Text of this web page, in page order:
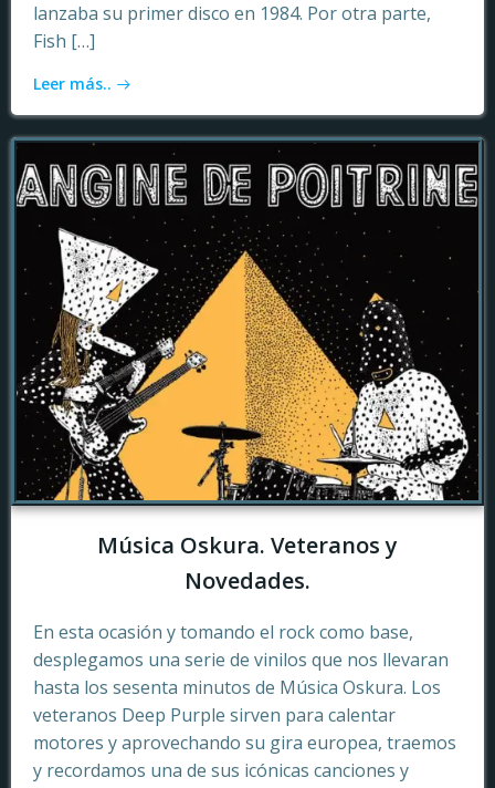
lanzaba su primer disco en 1984. Por otra parte,
Fish […]
Leer más..
Música Oskura. Veteranos y
Novedades.
En esta ocasión y tomando el rock como base,
desplegamos una serie de vinilos que nos llevaran
hasta los sesenta minutos de Música Oskura. Los
veteranos Deep Purple sirven para calentar
motores y aprovechando su gira europea, traemos
y recordamos una de sus icónicas canciones y